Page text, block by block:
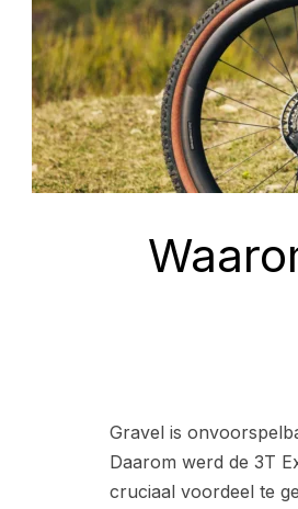
Gravel is
Daarom werd de 3T
cruciaal voordeel te